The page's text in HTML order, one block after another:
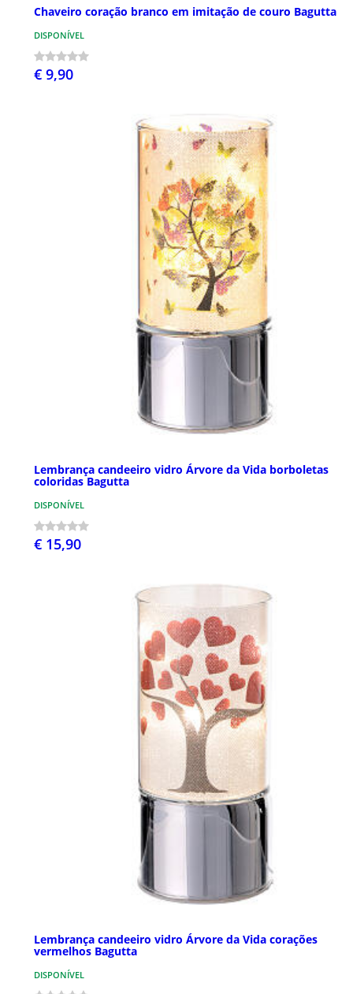
Chaveiro coração branco em imitação de couro Bagutta
DISPONÍVEL
€ 9,90
Lembrança candeeiro vidro Árvore da Vida borboletas
coloridas Bagutta
DISPONÍVEL
€ 15,90
Lembrança candeeiro vidro Árvore da Vida corações
vermelhos Bagutta
DISPONÍVEL